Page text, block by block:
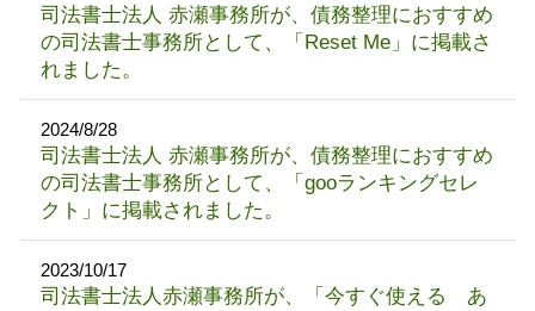
司法書士法人 赤瀬事務所が、債務整理におすすめ
の司法書士事務所として、「Reset Me」に掲載さ
れました。
2024/8/28
司法書士法人 赤瀬事務所が、債務整理におすすめ
の司法書士事務所として、「gooランキングセレ
クト」に掲載されました。
2023/10/17
司法書士法人赤瀬事務所が、「今すぐ使える あ